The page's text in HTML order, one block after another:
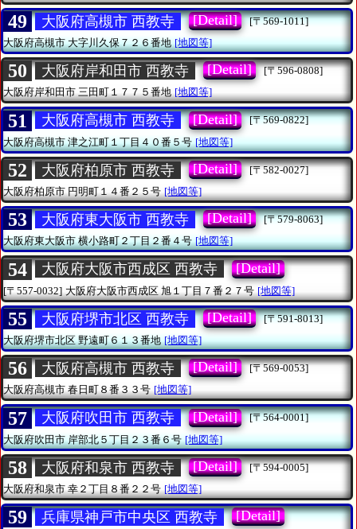
49 大阪府高槻市 西教寺 [Detail]
[〒569-1011]
大阪府高槻市大字川久保７２６番地 [地図等]
50 大阪府岸和田市 西教寺 [Detail]
[〒596-0808]
大阪府岸和田市三田町１７７５番地 [地図等]
51 大阪府高槻市 西教寺 [Detail]
[〒569-0822]
大阪府高槻市津之江町１丁目４０番５号 [地図等]
52 大阪府柏原市 西教寺 [Detail]
[〒582-0027]
大阪府柏原市円明町１４番２５号 [地図等]
53 大阪府東大阪市 西教寺 [Detail]
[〒579-8063]
大阪府東大阪市横小路町２丁目２番４号 [地図等]
54 大阪府大阪市西成区 西教寺 [Detail]
[〒557-0032] 大阪府大阪市西成区 旭１丁目７番２７号 [地図等]
55 大阪府堺市北区 西教寺 [Detail]
[〒591-8013]
大阪府堺市北区野遠町６１３番地 [地図等]
56 大阪府高槻市 西教寺 [Detail]
[〒569-0053]
大阪府高槻市春日町８番３３号 [地図等]
57 大阪府吹田市 西教寺 [Detail]
[〒564-0001]
大阪府吹田市岸部北５丁目２３番６号 [地図等]
58 大阪府和泉市 西教寺 [Detail]
[〒594-0005]
大阪府和泉市幸２丁目８番２２号 [地図等]
59 兵庫県神戸市中央区 西教寺 [Detail]